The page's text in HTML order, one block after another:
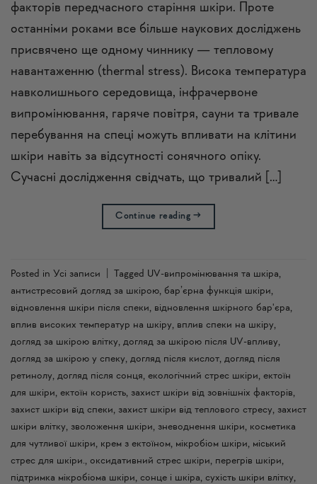
факторів передчасного старіння шкіри. Проте
останніми роками все більше наукових досліджень
присвячено ще одному чиннику — тепловому
навантаженню (thermal stress). Висока температура
навколишнього середовища, інфрачервоне
випромінювання, гаряче повітря, сауни та тривале
перебування на спеці можуть впливати на клітини
шкіри навіть за відсутності сонячного опіку.
Сучасні дослідження свідчать, що тривалий […]
Continue reading→
Posted in Усi записи Tagged UV-випромінювання та шкіра,
антистресовий догляд за шкірою, бар’єрна функція шкіри,
відновлення шкіри після спеки, відновлення шкірного бар'єра,
вплив високих температур на шкіру, вплив спеки на шкіру,
догляд за шкірою влітку, догляд за шкірою після UV-впливу,
догляд за шкірою у спеку, догляд після кислот, догляд після
ретинолу, догляд після сонця, екологічний стрес шкіри, ектоїн
для шкіри, ектоїн користь, захист шкіри від зовнішніх факторів,
захист шкіри від спеки, захист шкіри від теплового стресу, захист
шкіри влітку, зволоження шкіри, зневоднення шкіри, косметика
для чутливої шкіри, крем з ектоїном, мікробіом шкіри, міський
стрес для шкіри., оксидативний стрес шкіри, перегрів шкіри,
підтримка мікробіома шкіри, сонце і шкіра, сухість шкіри влітку,